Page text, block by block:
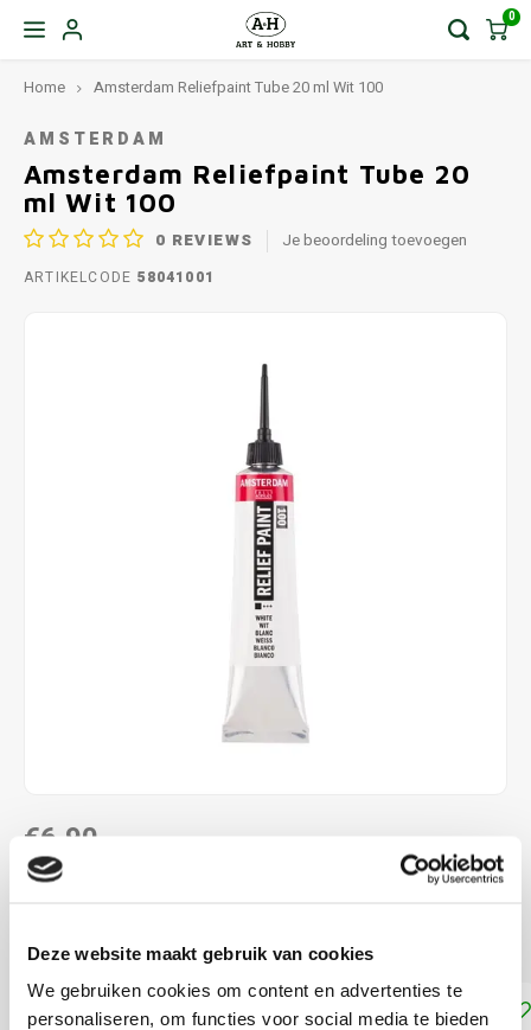
Deze website maakt gebruik van cookies
We gebruiken cookies om content en advertenties te
personaliseren, om functies voor social media te bieden
0
Home Amsterdam Reliefpaint Tube 20 ml Wit 100
AMSTERDAM
Amsterdam Reliefpaint Tube 20
ml Wit 100
0 REVIEWS Je beoordeling toevoegen
ARTIKELCODE 58041001
€6,90
DIRECT LEVERBAAR
Reliefpaint Lees meer
Toevoegen aan winkelwagen